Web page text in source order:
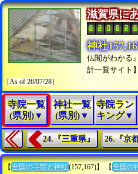
滋賀県に
神社
仏閣がわかる
計一覧サイト
[As of 26/07/28]
寺院一覧
(県別)▼
神社一覧
(県別)▼
寺院ラン
キング▼
24.『三重県』 26.『京
【 全国の寺院と神社(157,167)】 【 全国の